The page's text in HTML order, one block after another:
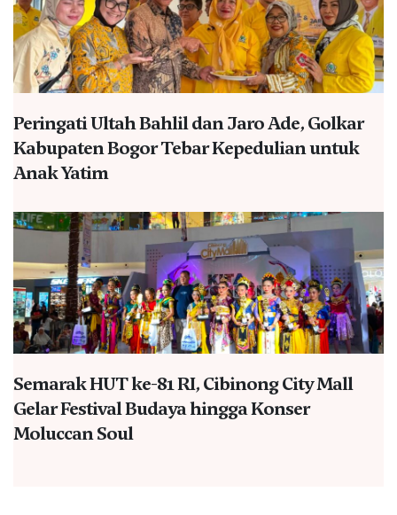
Peringati Ultah Bahlil dan Jaro Ade, Golkar
Kabupaten Bogor Tebar Kepedulian untuk
Anak Yatim
Semarak HUT ke-81 RI, Cibinong City Mall
Gelar Festival Budaya hingga Konser
Moluccan Soul